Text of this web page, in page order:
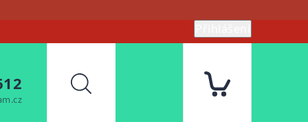
Hledat